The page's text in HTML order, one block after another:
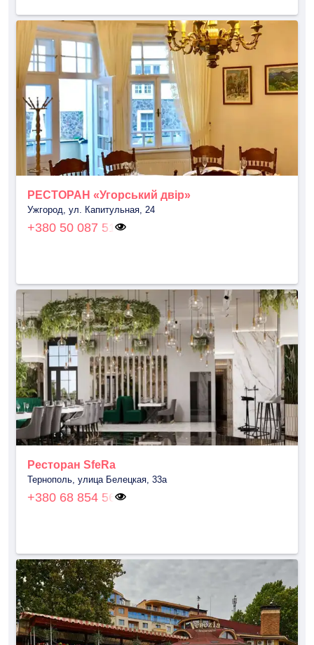
РЕСТОРАН «Угорський двір»
Ужгород, ул. Капитульная, 24
+380 50 087 51
Ресторан SfeRa
Тернополь, улица Белецкая, 33а
+380 68 854 56